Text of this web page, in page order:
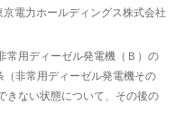
京電力ホールディングス株式会社
用ディーゼル発電機（Ｂ）の
非常用ディーゼル発電機その
きない状態について、その後の